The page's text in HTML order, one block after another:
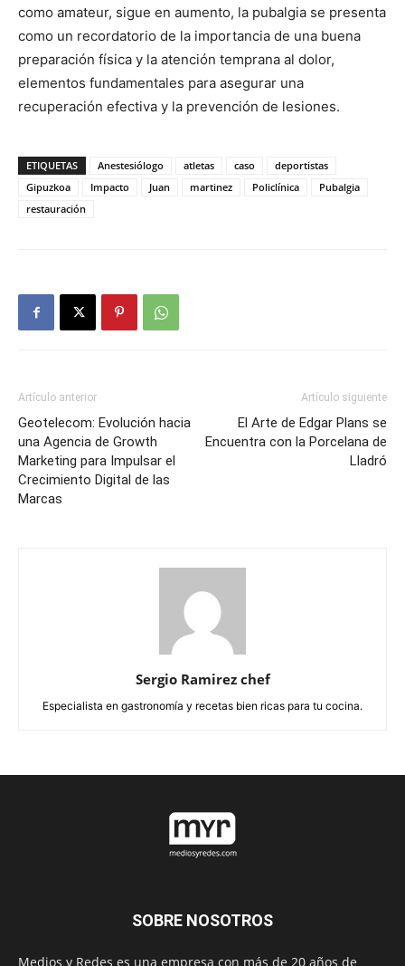
como amateur, sigue en aumento, la pubalgia se presenta
como un recordatorio de la importancia de una buena
preparación física y la atención temprana al dolor,
elementos fundamentales para asegurar una
recuperación efectiva y la prevención de lesiones.
ETIQUETAS Anestesiólogo atletas caso
deportistas
Gipuzkoa
Impacto Juan martinez Policlínica
Pubalgia
restauración
Artículo anterior
Geotelecom: Evolución hacia
una Agencia de Growth
Marketing para Impulsar el
Crecimiento Digital de las
Marcas
Artículo siguiente
El Arte de Edgar Plans se
Encuentra con la Porcelana de
Lladró
Sergio Ramirez chef
Especialista en gastronomía y recetas bien ricas para tu cocina.
SOBRE NOSOTROS
Medios y Redes es una empresa con más de 20 años de